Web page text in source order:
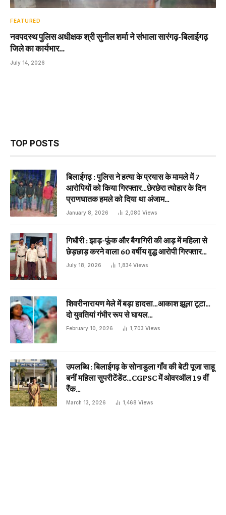
FEATURED
नवपदस्थ पुलिस अधीक्षक श्री सुनील शर्मा ने संभाला सारंगढ़-बिलाईगढ़
जिले का कार्यभार…
July 14, 2026
TOP POSTS
बिलाईगढ़ : पुलिस ने हत्या के प्रयास के मामले में 7
आरोपियों को किया गिरफ्तार…छेरछेरा त्योहार के दिन
प्राणघातक हमले को दिया था अंजाम…
January 8, 2026 2,080 Views
गिधौरी : झाड़-फूंक और बैगागिरी की आड़ में महिला से
छेड़छाड़ करने वाला 60 वर्षीय वृद्ध आरोपी गिरफ्तार…
July 18, 2026 1,834 Views
शिवरीनारायण मेले में बड़ा हादसा…आकाश झूला टूटा…
दो युवतियां गंभीर रूप से घायल…
February 10, 2026 1,703 Views
उपलब्धि : बिलाईगढ़ के सोनाडुला गाँव की बेटी पूजा साहू
बनीं महिला सुपरीटेंडेंट…CGPSC में ओवरऑल 19 वीं
रैंक…
March 13, 2026 1,468 Views